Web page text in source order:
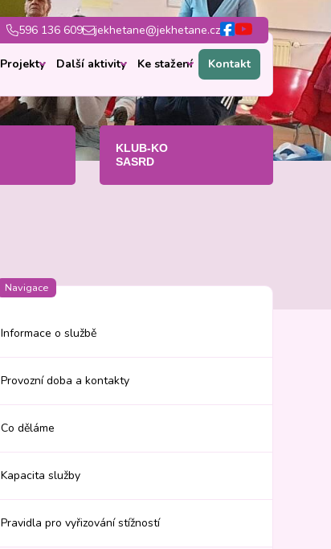
Projekty Další aktivity Ke stažení Kontakt
596 136 609 jekhetane@jekhetane.cz
KLUB-KO
SASRD
Navigace
Informace o službě
Provozní doba a kontakty
Co děláme
Kapacita služby
Pravidla pro vyřizování stížností